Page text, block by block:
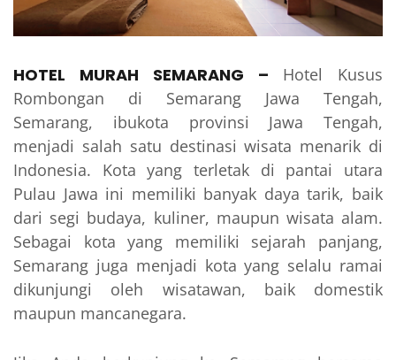
HOTEL MURAH SEMARANG – Hotel Kusus
Rombongan di Semarang Jawa Tengah,
Semarang, ibukota provinsi Jawa Tengah,
menjadi salah satu destinasi wisata menarik di
Indonesia. Kota yang terletak di pantai utara
Pulau Jawa ini memiliki banyak daya tarik, baik
dari segi budaya, kuliner, maupun wisata alam.
Sebagai kota yang memiliki sejarah panjang,
Semarang juga menjadi kota yang selalu ramai
dikunjungi oleh wisatawan, baik domestik
maupun mancanegara.